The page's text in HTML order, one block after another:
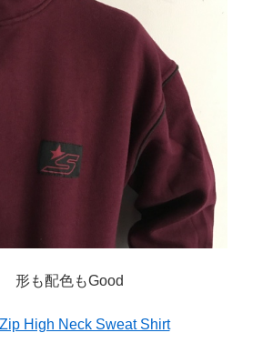
形も配色もGood
High Neck Sweat Shirt